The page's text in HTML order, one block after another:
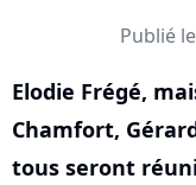
Publié
Elodie Frégé,
Chamfort,
tous seront